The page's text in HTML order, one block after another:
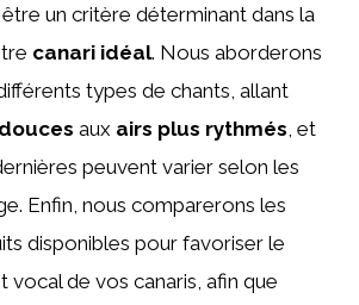
un critère déterminant dans la
canari idéal. Nous aborderons
types de chants, allant
aux airs plus rythmés , et
peuvent varier selon les
Enfin, nous comparerons les
disponibles pour favoriser le
de vos canaris, afin que